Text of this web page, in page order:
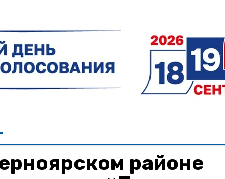
районе